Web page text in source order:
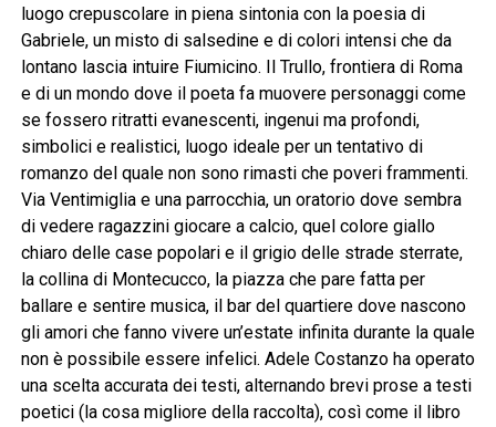
luogo crepuscolare in piena sintonia con la poesia di
Gabriele, un misto di salsedine e di colori intensi che da
lontano lascia intuire Fiumicino. Il Trullo, frontiera di Roma
e di un mondo dove il poeta fa muovere personaggi come
se fossero ritratti evanescenti, ingenui ma profondi,
simbolici e realistici, luogo ideale per un tentativo di
romanzo del quale non sono rimasti che poveri frammenti.
Via Ventimiglia e una parrocchia, un oratorio dove sembra
di vedere ragazzini giocare a calcio, quel colore giallo
chiaro delle case popolari e il grigio delle strade sterrate,
la collina di Montecucco, la piazza che pare fatta per
ballare e sentire musica, il bar del quartiere dove nascono
gli amori che fanno vivere un’estate infinita durante la quale
non è possibile essere infelici. Adele Costanzo ha operato
una scelta accurata dei testi, alternando brevi prose a testi
poetici (la cosa migliore della raccolta), così come il libro